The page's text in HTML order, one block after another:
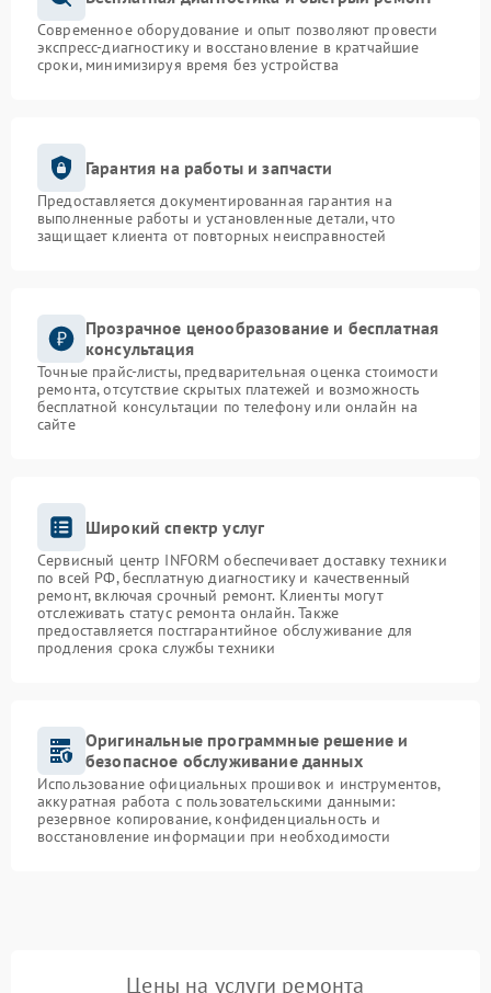
Современное оборудование и опыт позволяют провести
экспресс-диагностику и восстановление в кратчайшие
сроки, минимизируя время без устройства
Гарантия на работы и запчасти
Предоставляется документированная гарантия на
выполненные работы и установленные детали, что
защищает клиента от повторных неисправностей
Прозрачное ценообразование и бесплатная
консультация
Точные прайс-листы, предварительная оценка стоимости
ремонта, отсутствие скрытых платежей и возможность
бесплатной консультации по телефону или онлайн на
сайте
Широкий спектр услуг
Сервисный центр INFORM обеспечивает доставку техники
по всей РФ, бесплатную диагностику и качественный
ремонт, включая срочный ремонт. Клиенты могут
отслеживать статус ремонта онлайн. Также
предоставляется постгарантийное обслуживание для
продления срока службы техники
Оригинальные программные решение и
безопасное обслуживание данных
Использование официальных прошивок и инструментов,
аккуратная работа с пользовательскими данными:
резервное копирование, конфиденциальность и
восстановление информации при необходимости
Цены на услуги ремонта